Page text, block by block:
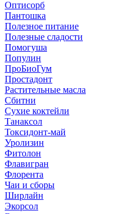
Оптисорб
Пантошка
Полезное питание
Полезные сладости
Помогуша
Популин
ПроБиоГум
Простадонт
Растительные масла
Сбитни
Сухие коктейли
Танаксол
Токсидонт-май
Уролизин
Фитолон
Флавигран
Флорента
Чаи и сборы
Ширлайн
Экорсол